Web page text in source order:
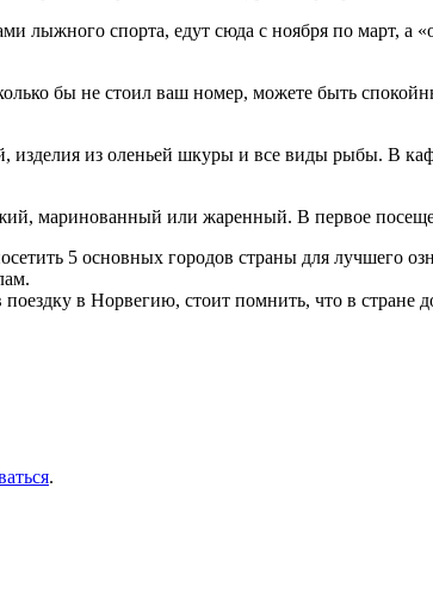
спорта, едут сюда с ноября по март, а
бы не стоил ваш номер, можете быть
из оленьей шкуры и все виды рыбы. В
маринованный или жаренный. В первое
5 основных городов страны для лучшего
в Норвегию, стоит помнить, что в
.